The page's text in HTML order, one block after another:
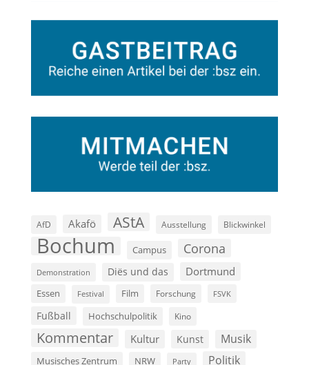
AfD Akafö AStA Ausstellung Blickwinkel
Bochum Campus Corona
Demonstration Diës und das Dortmund
Essen Festival Film Forschung FSVK
Fußball Hochschulpolitik Kino
Kommentar Kultur Kunst Musik
Musisches Zentrum NRW Party Politik